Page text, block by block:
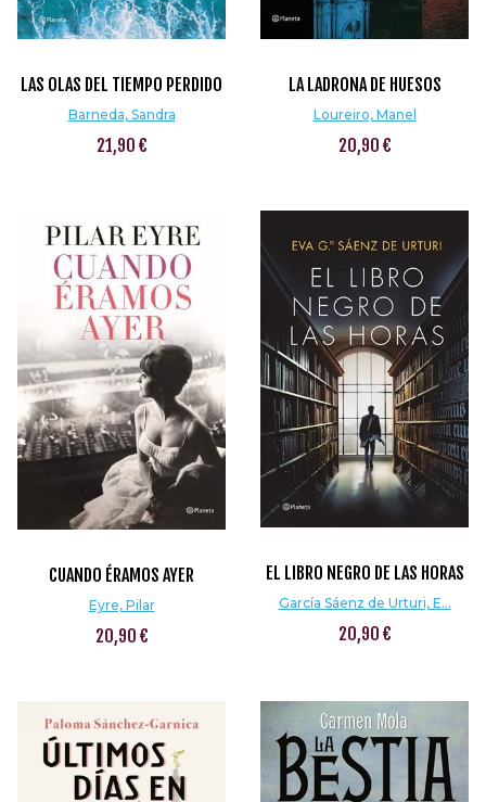
LAS OLAS DEL TIEMPO PERDIDO
Barneda, Sandra
21,90 €
LA LADRONA DE HUESOS
Loureiro, Manel
20,90 €
CUANDO ÉRAMOS AYER
Eyre, Pilar
20,90 €
EL LIBRO NEGRO DE LAS HORAS
García Sáenz de Urturi, E...
20,90 €